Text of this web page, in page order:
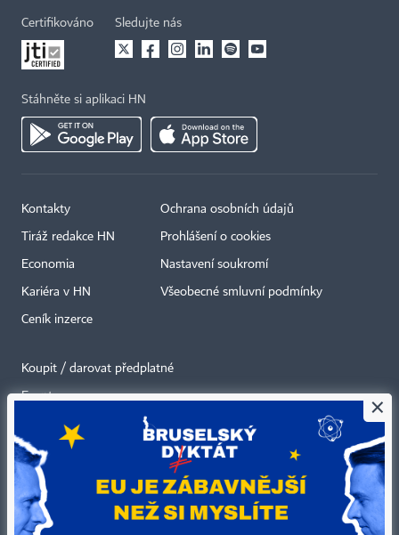
Certifikováno Sledujte nás
Stáhněte si aplikaci HN
Kontakty
Tiráž redakce HN
Economia
Kariéra v HN
Ceník inzerce
Ochrana osobních údajů
Prohlášení o cookies
Nastavení soukromí
Všeobecné smluvní podmínky
Koupit / darovat předplatné
Eventy
Newslettery
RSS kanály
Autorská práva vykonává vydavatel. Bez písemného svolení vydavatele je
×